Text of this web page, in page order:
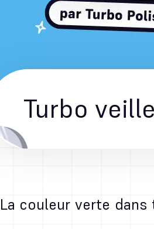
Turbo
La couleur verte